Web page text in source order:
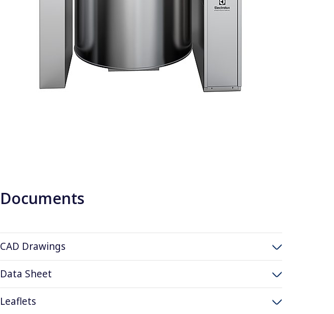
Documents
CAD Drawings
Data Sheet
Leaflets